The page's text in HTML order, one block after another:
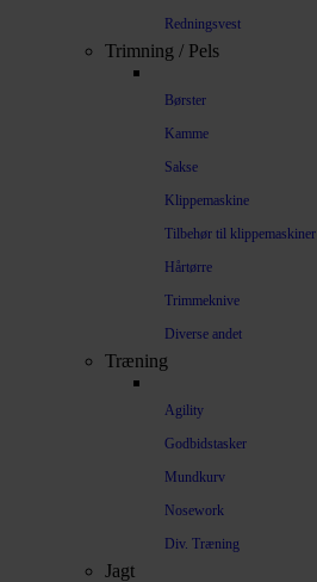
Redningsvest
Trimning / Pels
Børster
Kamme
Sakse
Klippemaskine
Tilbehør til klippemaskiner
Hårtørre
Trimmeknive
Diverse andet
Træning
Agility
Godbidstasker
Mundkurv
Nosework
Div. Træning
Jagt